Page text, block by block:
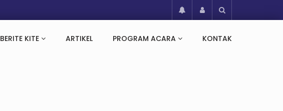
BERITE KITE ARTIKEL PROGRAM ACARA KONTAK